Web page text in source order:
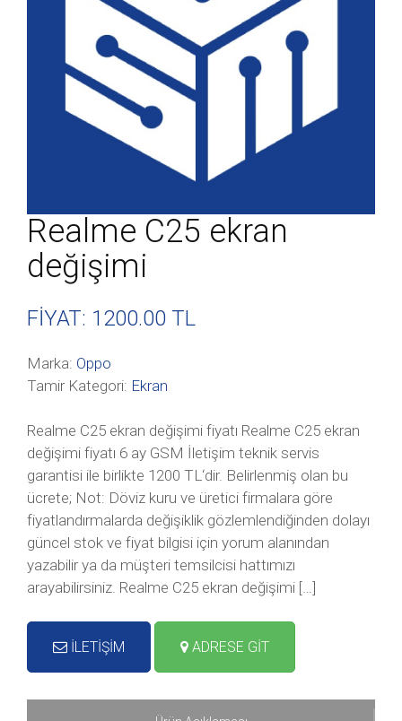
Realme C25 ekran
değişimi
FİYAT: 1200.00 TL
Marka: Oppo
Tamir Kategori: Ekran
Realme C25 ekran değişimi fiyatı Realme C25 ekran
değişimi fiyatı 6 ay GSM İletişim teknik servis
garantisi ile birlikte 1200 TL‘dir. Belirlenmiş olan bu
ücrete; Not: Döviz kuru ve üretici firmalara göre
fiyatlandırmalarda değişiklik gözlemlendiğinden dolayı
güncel stok ve fiyat bilgisi için yorum alanından
yazabilir ya da müşteri temsilcisi hattımızı
arayabilirsiniz. Realme C25 ekran değişimi […]
İLETİŞİM ADRESE GİT